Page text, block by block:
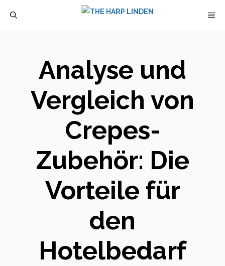
Analyse und
Vergleich von
Crepes-
Zubehör: Die
Vorteile für
den
Hotelbedarf